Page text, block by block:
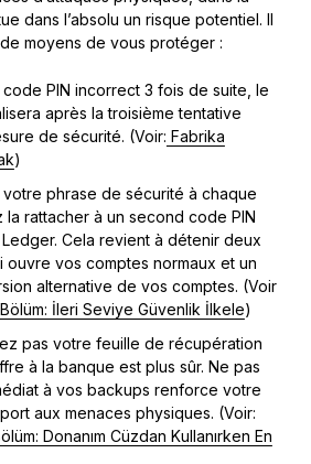
dans l’absolu un risque potentiel. Il
moyens de vous protéger :
PIN incorrect 3 fois de suite, le
après la troisième tentative
de sécurité. (Voir: Fabrika
)
votre phrase de sécurité à chaque
rattacher à un second code PIN
Cela revient à détenir deux
ouvre vos comptes normaux et un
alternative de vos comptes. (Voir
İleri Seviye Güvenlik İlkele)
pas votre feuille de récupération
à la banque est plus sûr. Ne pas
à vos backups renforce votre
aux menaces physiques. (Voir:
Donanım Cüzdan Kullanırken En